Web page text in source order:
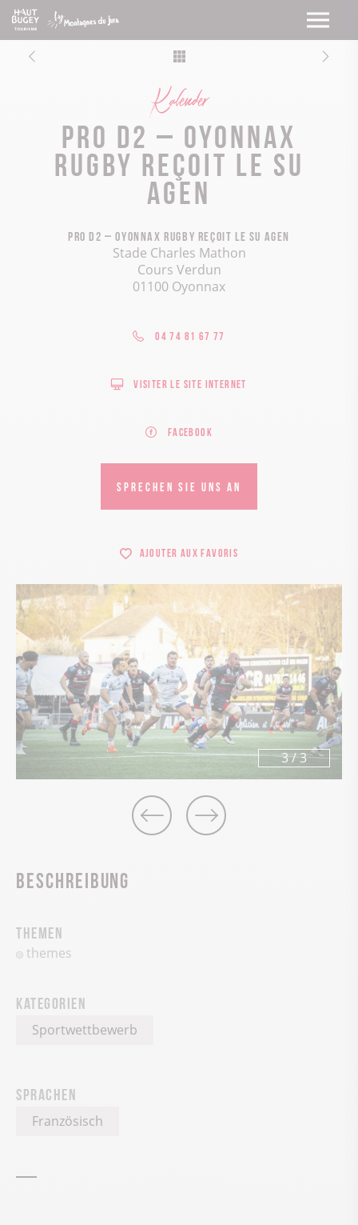
Kalender
Pro D2 – Oyonnax
Rugby reçoit le SU
Agen
Pro D2 – Oyonnax Rugby reçoit le SU Agen
Stade Charles Mathon
Cours Verdun
01100 Oyonnax
04 74 81 67 77
Visiter le site internet
Facebook
SPRECHEN SIE UNS AN
Ajouter aux favoris
3/3
Beschreibung
Themen
themes
Kategorien
Sportwettbewerb
Sprachen
Französisch